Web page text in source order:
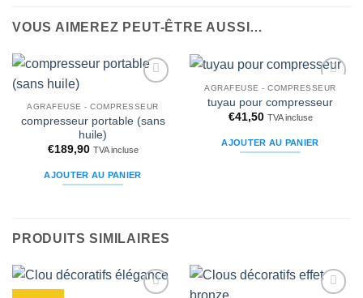
VOUS AIMEREZ PEUT-ÊTRE AUSSI…
à la liste
d’envies
AGRAFEUSE - COMPRESSEUR
compresseur portable (sans
huile)
€189,90 TVA incluse
AJOUTER AU PANIER
Ajouter
à la liste
d’envies
AGRAFEUSE - COMPRESSEUR
tuyau pour compresseur
€41,50 TVA incluse
AJOUTER AU PANIER
PRODUITS SIMILAIRES